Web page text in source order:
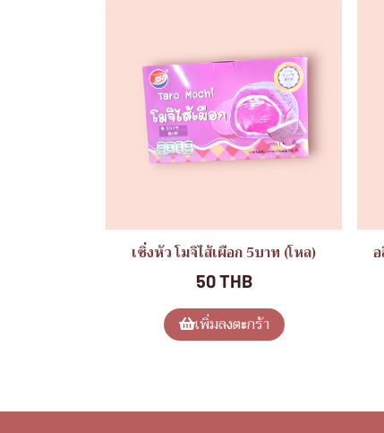
เซิ่งหัว โมจิไส้เผือก 5บาท (โหล)
50 THB
เพิ่มลงตะกร้า